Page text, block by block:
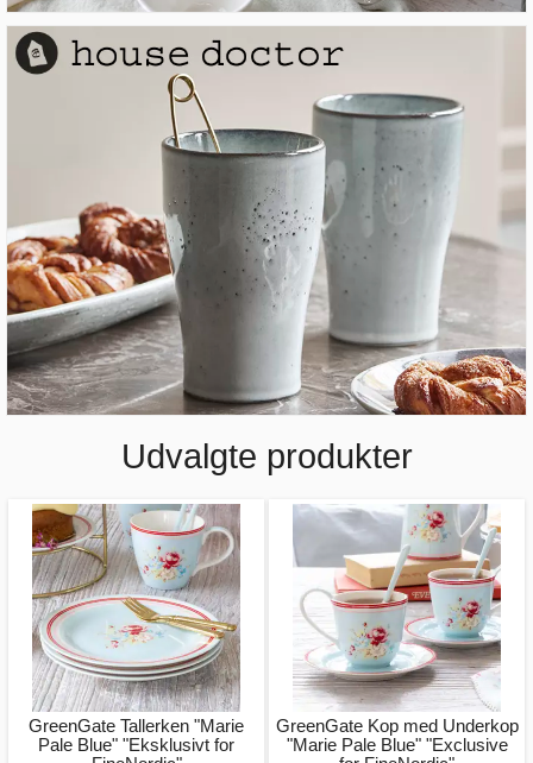
Udvalgte produkter
GreenGate Tallerken "Marie
Pale Blue" "Eksklusivt for
GreenGate Kop med Underkop
"Marie Pale Blue" "Exclusive